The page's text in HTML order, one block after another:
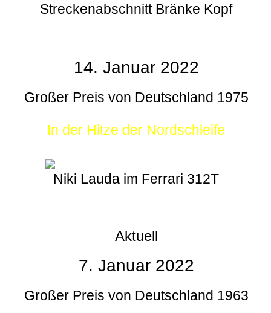
Streckenabschnitt Bränke Kopf
14. Januar 2022
Großer Preis von Deutschland 1975
In der Hitze der Nordschleife
Niki Lauda im Ferrari 312T
Aktuell
7. Januar 2022
Großer Preis von Deutschland 1963